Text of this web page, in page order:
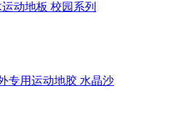
动地板 校园系列
专用运动地胶 水晶沙